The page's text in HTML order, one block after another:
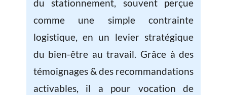
du stationnement, souvent perçue
comme une simple contrainte
logistique, en un levier stratégique
du bien-être au travail. Grâce à des
témoignages & des recommandations
activables, il a pour vocation de